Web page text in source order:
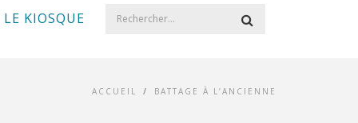
LE KIOSQUE
ACCUEIL / BATTAGE À L’ANCIENNE